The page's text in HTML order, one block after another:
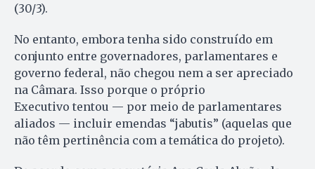
(30/3).
No entanto, embora tenha sido construído em
conjunto entre governadores, parlamentares e
governo federal, não chegou nem a ser apreciado
na Câmara. Isso porque o próprio
Executivo tentou — por meio de parlamentares
aliados — incluir emendas “jabutis” (aquelas que
não têm pertinência com a temática do projeto).